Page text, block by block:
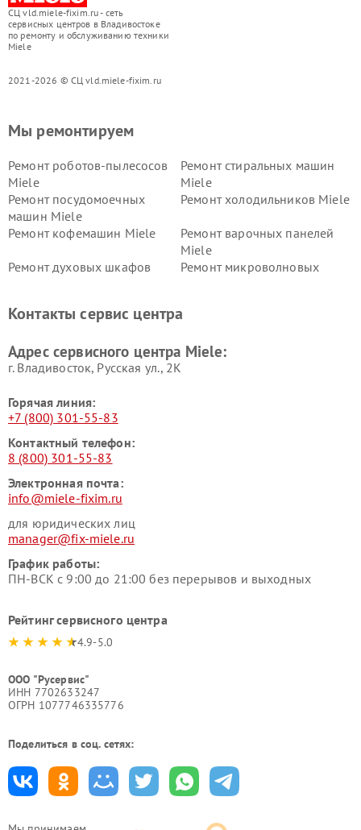
СЦ vld.miele-fixim.ru - сеть
сервисных центров в Владивостоке
по ремонту и обслуживанию техники
Miele
2021-2026 © СЦ vld.miele-fixim.ru
Мы ремонтируем
Ремонт роботов-пылесосов
Miele
Ремонт стиральных машин
Miele
Ремонт посудомоечных
машин Miele
Ремонт холодильников Miele
Ремонт кофемашин Miele
Ремонт варочных панелей
Miele
Ремонт духовых шкафов
Ремонт микроволновых
Miele
Miele
пылесосов Miele
Контакты сервис центра
Адрес сервисного центра Miele:
г. Владивосток, Русская ул., 2К
Горячая линия:
+7 (800) 301-55-83
Контактный телефон:
8 (800) 301-55-83
Электронная почта:
info@miele-fixim.ru
для юридических лиц
manager@fix-miele.ru
График работы:
ПН-ВСК с 9:00 до 21:00 без перерывов и выходных
Рейтинг сервисного центра
4.9-5.0
ООО "Русервис"
ИНН 7702633247
ОГРН 1077746335776
Поделиться в соц. сетях: